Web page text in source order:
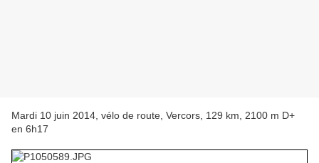
Mardi 10 juin 2014, vélo de route, Vercors, 129 km, 2100 m D+
en 6h17